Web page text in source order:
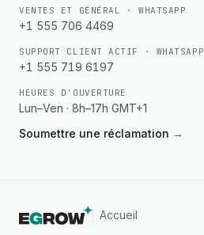
VENTES ET GÉNÉRAL · WHATSAPP
+1 555 706 4469
SUPPORT CLIENT ACTIF · WHATSAPP
+1 555 719 6197
HEURES D'OUVERTURE
Lun–Ven · 8h–17h GMT+1
Soumettre une réclamation →
Accueil